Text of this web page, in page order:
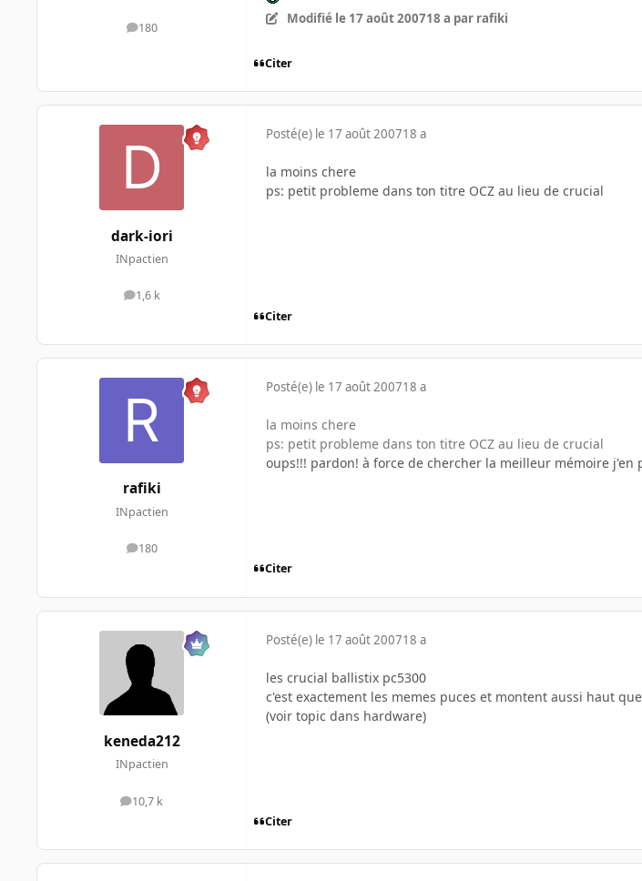
180
messages
Modifié le 17 août 200718 a par rafiki
Citer
dark-iori
INpactien
1,6 k
messages
Posté(e) le 17 août 200718 a
la moins chere
ps: petit probleme dans ton titre OCZ au lieu de crucial
Citer
rafiki
INpactien
180
messages
Posté(e) le 17 août 200718 a
la moins chere
ps: petit probleme dans ton titre OCZ au lieu de crucial
oups!!! pardon! à force de chercher la meilleur mémoire j'en
Citer
keneda212
INpactien
10,7 k
messages
Posté(e) le 17 août 200718 a
les crucial ballistix pc5300
c'est exactement les memes puces et montent aussi haut
(voir topic dans hardware)
Citer